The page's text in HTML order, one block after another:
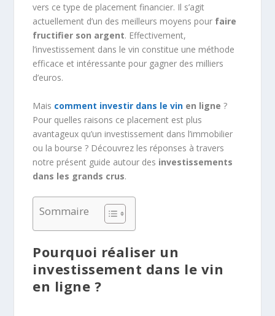
vers ce type de placement financier. Il s’agit
actuellement d’un des meilleurs moyens pour faire
fructifier son argent. Effectivement,
l’investissement dans le vin constitue une méthode
efficace et intéressante pour gagner des milliers
d’euros.
Mais comment investir dans le vin en ligne ?
Pour quelles raisons ce placement est plus
avantageux qu’un investissement dans l’immobilier
ou la bourse ? Découvrez les réponses à travers
notre présent guide autour des investissements
dans les grands crus.
Sommaire
Pourquoi réaliser un
investissement dans le vin
en ligne ?